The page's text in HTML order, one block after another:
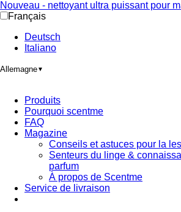
Nouveau - nettoyant ultra puissant pour
Français
Deutsch
Italiano
Allemagne▼
Produits
Pourquoi scentme
FAQ
Magazine
Conseils et astuces pour la
Senteurs du linge &
parfum
À propos de Scentme
Service de livraison